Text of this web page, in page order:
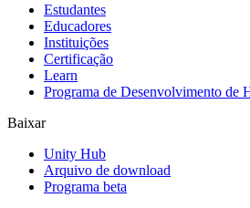
Estudantes
Educadores
Instituições
Certificação
Learn
Programa de Desenvolvimento de
Baixar
Unity Hub
Arquivo de download
Programa beta